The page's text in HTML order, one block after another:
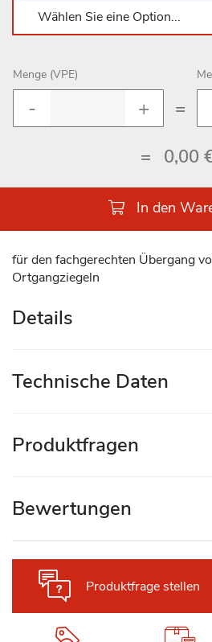
Menge (VPE)
=
= 0,00
In den
für den fachgerechten Übergang
Ortgangziegeln
Produktfrage stellen
Details
Technische Daten
Produktfragen
Bewertungen